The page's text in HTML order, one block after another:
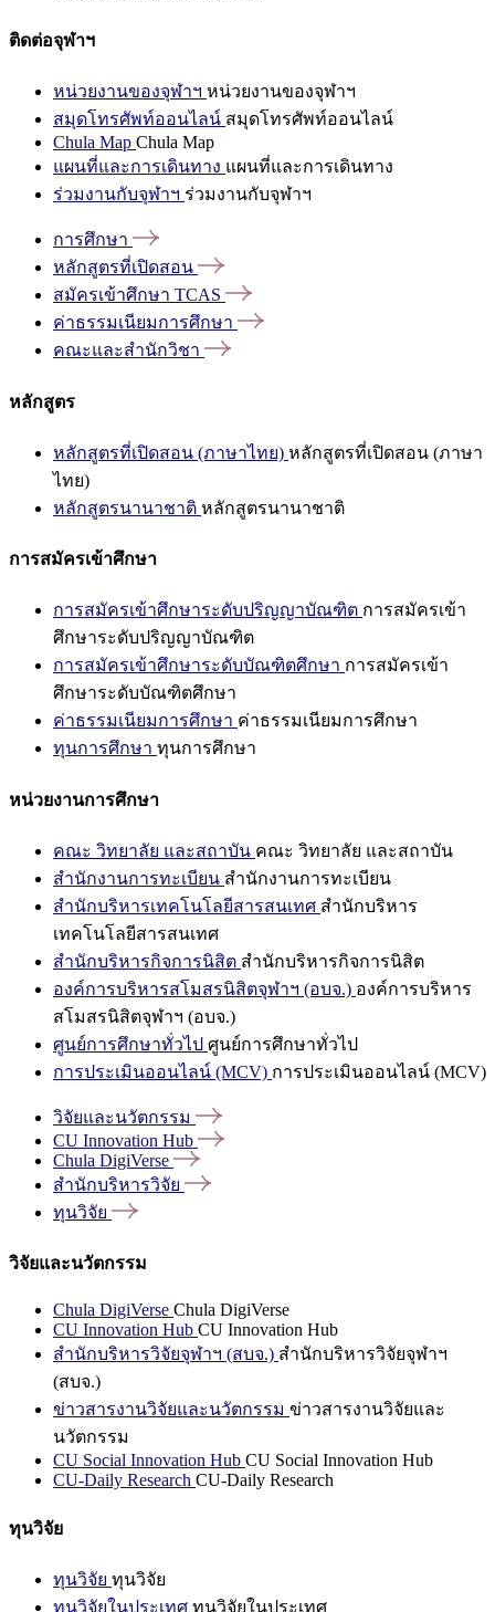
ติดต่อจุฬาฯ
หน่วยงานของจุฬาฯ หน่วยงานของจุฬาฯ
สมุดโทรศัพท์ออนไลน์ สมุดโทรศัพท์ออนไลน์
Chula Map Chula Map
แผนที่และการเดินทาง แผนที่และการเดินทาง
ร่วมงานกับจุฬาฯ ร่วมงานกับจุฬาฯ
การศึกษา
หลักสูตรที่เปิดสอน
สมัครเข้าศึกษา TCAS
ค่าธรรมเนียมการศึกษา
คณะและสำนักวิชา
หลักสูตร
หลักสูตรที่เปิดสอน (ภาษาไทย) หลักสูตรที่เปิดสอน (ภาษา
ไทย)
หลักสูตรนานาชาติ หลักสูตรนานาชาติ
การสมัครเข้าศึกษา
การสมัครเข้าศึกษาระดับปริญญาบัณฑิต การสมัครเข้า
ศึกษาระดับปริญญาบัณฑิต
การสมัครเข้าศึกษาระดับบัณฑิตศึกษา การสมัครเข้า
ศึกษาระดับบัณฑิตศึกษา
ค่าธรรมเนียมการศึกษา ค่าธรรมเนียมการศึกษา
ทุนการศึกษา ทุนการศึกษา
หน่วยงานการศึกษา
คณะ วิทยาลัย และสถาบัน คณะ วิทยาลัย และสถาบัน
สำนักงานการทะเบียน สำนักงานการทะเบียน
สำนักบริหารเทคโนโลยีสารสนเทศ สำนักบริหาร
เทคโนโลยีสารสนเทศ
สำนักบริหารกิจการนิสิต สำนักบริหารกิจการนิสิต
องค์การบริหารสโมสรนิสิตจุฬาฯ (อบจ.) องค์การบริหาร
สโมสรนิสิตจุฬาฯ (อบจ.)
ศูนย์การศึกษาทั่วไป ศูนย์การศึกษาทั่วไป
การประเมินออนไลน์ (MCV) การประเมินออนไลน์ (MCV)
วิจัยและนวัตกรรม
CU Innovation Hub
Chula DigiVerse
สำนักบริหารวิจัย
ทุนวิจัย
วิจัยและนวัตกรรม
Chula DigiVerse Chula DigiVerse
CU Innovation Hub CU Innovation Hub
สำนักบริหารวิจัยจุฬาฯ (สบจ.) สำนักบริหารวิจัยจุฬาฯ
(สบจ.)
ข่าวสารงานวิจัยและนวัตกรรม ข่าวสารงานวิจัยและ
นวัตกรรม
CU Social Innovation Hub CU Social Innovation Hub
CU-Daily Research CU-Daily Research
ทุนวิจัย
ทุนวิจัย ทุนวิจัย
ทุนวิจัยในประเทศ ทุนวิจัยในประเทศ